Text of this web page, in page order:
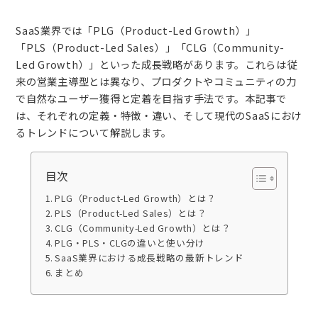
SaaS業界では「PLG（Product-Led Growth）」
「PLS（Product-Led Sales）」「CLG（Community-
Led Growth）」といった成長戦略があります。これらは従
来の営業主導型とは異なり、プロダクトやコミュニティの力
で自然なユーザー獲得と定着を目指す手法です。本記事で
は、それぞれの定義・特徴・違い、そして現代のSaaSにおけ
るトレンドについて解説します。
目次
PLG（Product-Led Growth）とは？
PLS（Product-Led Sales）とは？
CLG（Community-Led Growth）とは？
PLG・PLS・CLGの違いと使い分け
SaaS業界における成長戦略の最新トレンド
まとめ